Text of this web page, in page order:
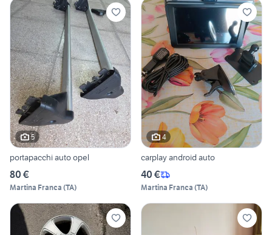
5
portapacchi auto opel
80 €
Martina Franca (TA)
4
carplay android auto
40 €
Martina Franca (TA)